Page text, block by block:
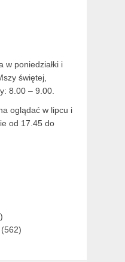
w poniedziałki i
świętej,
8.00 – 9.00.
oglądać w lipcu i
od 17.45 do
(562)